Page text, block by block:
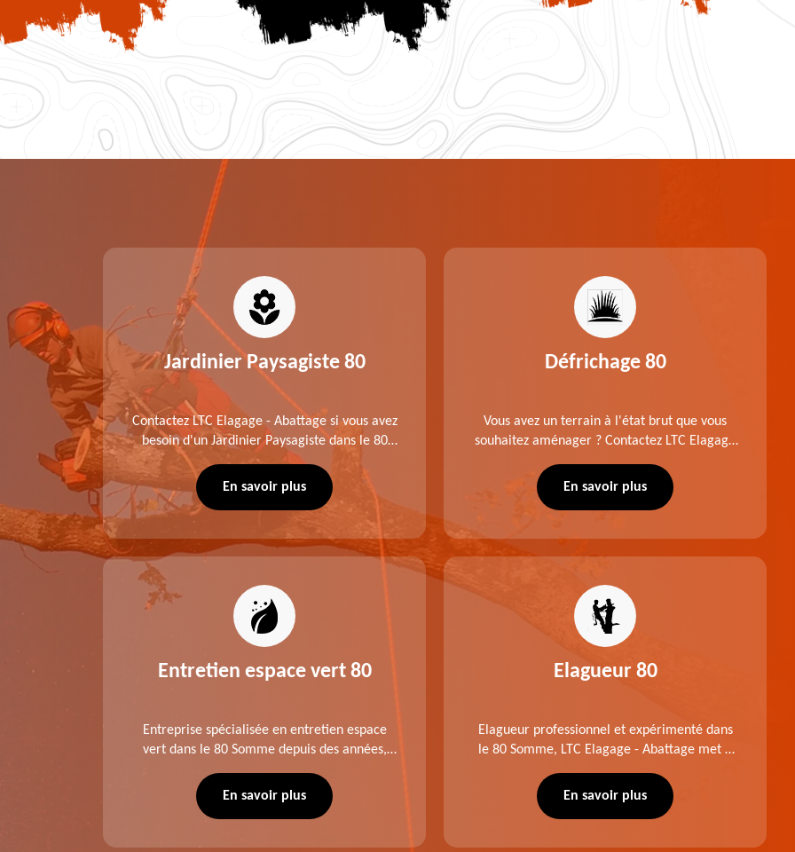
fait
jardinier
.
des
80
,
dans
Jardinier Paysagiste 80
Contactez LTC Elagage - Abattage si vous avez
besoin d'un Jardinier Paysagiste dans le 80
Somme. Chaque intervention est exécutée
selon les normes en vigueur. Découvrez un
extérieur exceptionnel grâce à notre équipe.
En savoir plus
Entretien espace vert 80
Entreprise spécialisée en entretien espace
vert dans le 80 Somme depuis des années,
d'élagage, d'abattage d'arbres, de
dessouchage et autre. Devis offert.
En savoir plus
Défrichage 80
Vous avez un terrain à l'état brut que vous
souhaitez aménager ? Contactez LTC Elagage
80 Somme. Travail suivant les règles de l'art.
En savoir plus
Elagueur 80
Elagueur professionnel et expérimenté dans
le 80 Somme, LTC Elagage - Abattage met à
notre intervention, votre espace vert sera
En savoir plus